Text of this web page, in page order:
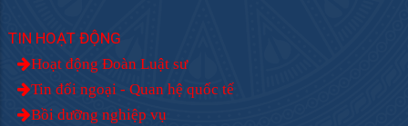
TIN HOẠT ĐỘNG
Hoạt động Đoàn Luật sư
Tin đối ngoại - Quan hệ quốc tế
Bồi dưỡng nghiệp vụ